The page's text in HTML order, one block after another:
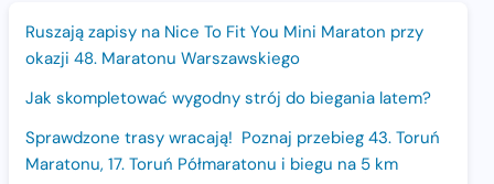
Ruszają zapisy na Nice To Fit You Mini Maraton przy
okazji 48. Maratonu Warszawskiego
Jak skompletować wygodny strój do biegania latem?
Sprawdzone trasy wracają! Poznaj przebieg 43. Toruń
Maratonu, 17. Toruń Półmaratonu i biegu na 5 km